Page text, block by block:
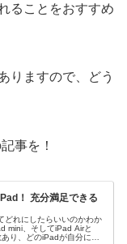
ることをおすすめ
りますので、どう
事を！
！ 充分満足できる
どれにしたらいいのかわか
mini、そしてiPad Airと
り、どのiPadが自分にあ